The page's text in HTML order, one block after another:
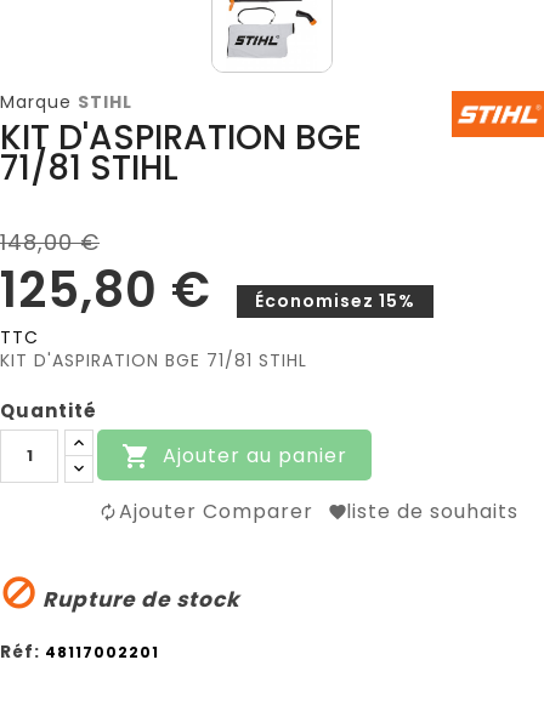
Marque STIHL
KIT D'ASPIRATION BGE
71/81 STIHL
148,00 €
125,80 €
Économisez 15%
TTC
KIT D'ASPIRATION BGE 71/81 STIHL
Quantité
 Ajouter au panier
Ajouter Comparer liste de souhaits
 Rupture de stock
Réf: 48117002201